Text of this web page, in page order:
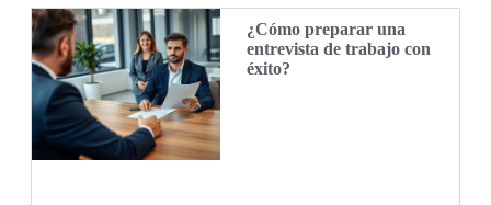
¿Cómo preparar una
entrevista de trabajo con
éxito?